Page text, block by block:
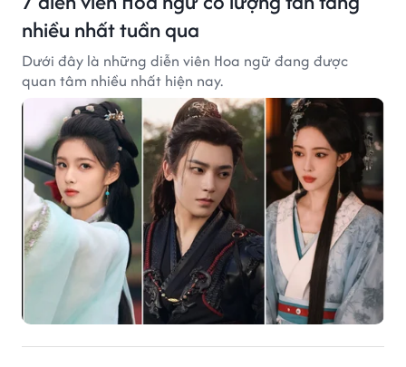
nhiều nhất tuần qua
Dưới đây là những diễn viên Hoa ngữ đang được
quan tâm nhiều nhất hiện nay.